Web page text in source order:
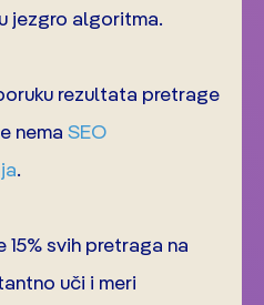
jezgro algoritma.
rezultata pretrage
nema SEO
.
svih pretraga na
uči i meri